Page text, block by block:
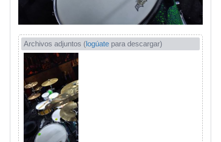
Archivos adjuntos (logúate para descargar)